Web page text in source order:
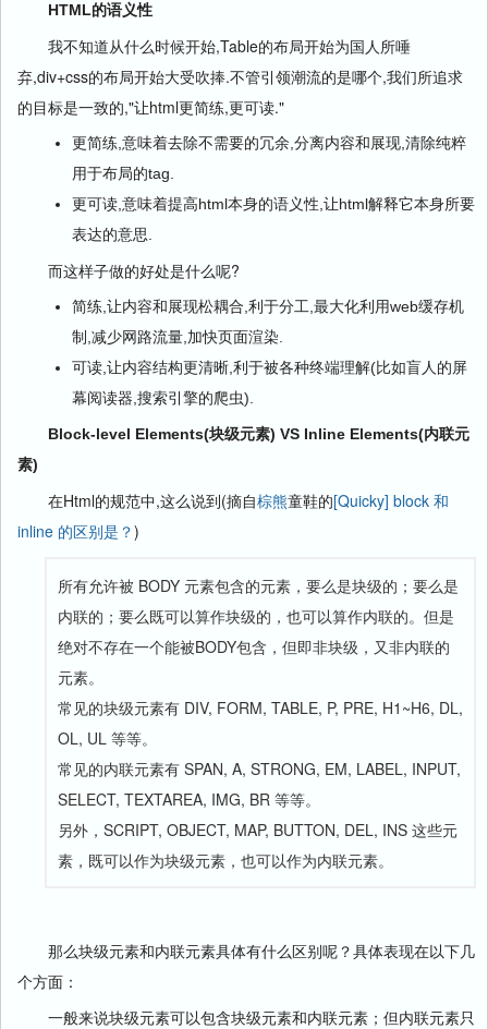
HTML的语义性
我不知道从什么时候开始,Table的布局开始为国人所唾
弃,div+css的布局开始大受吹捧.不管引领潮流的是哪个,我们所追求
的目标是一致的,"让html更简练,更可读."
更简练,意味着去除不需要的冗余,分离内容和展现,清除纯粹
用于布局的tag.
更可读,意味着提高html本身的语义性,让html解释它本身所要
表达的意思.
而这样子做的好处是什么呢?
简练,让内容和展现松耦合,利于分工,最大化利用web缓存机
制,减少网路流量,加快页面渲染.
可读,让内容结构更清晰,利于被各种终端理解(比如盲人的屏
幕阅读器,搜索引擎的爬虫).
Block-level Elements(块级元素) VS Inline Elements(内联元
素)
在Html的规范中,这么说到(摘自棕熊童鞋的[Quicky] block 和
inline 的区别是？)
所有允许被 BODY 元素包含的元素，要么是块级的；要么是
内联的；要么既可以算作块级的，也可以算作内联的。但是
绝对不存在一个能被BODY包含，但即非块级，又非内联的
元素。
常见的块级元素有 DIV, FORM, TABLE, P, PRE, H1~H6, DL,
OL, UL 等等。
常见的内联元素有 SPAN, A, STRONG, EM, LABEL, INPUT,
SELECT, TEXTAREA, IMG, BR 等等。
另外，SCRIPT, OBJECT, MAP, BUTTON, DEL, INS 这些元
素，既可以作为块级元素，也可以作为内联元素。
那么块级元素和内联元素具体有什么区别呢？具体表现在以下几
个方面：
一般来说块级元素可以包含块级元素和内联元素；但内联元素只